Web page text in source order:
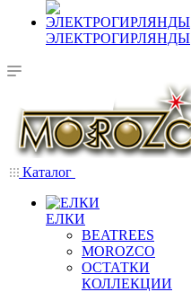
ЭЛЕКТРОГИРЛЯНДЫ
Каталог
ЕЛКИ
BEATREES
MOROZCO
ОСТАТКИ
КОЛЛЕКЦИИ